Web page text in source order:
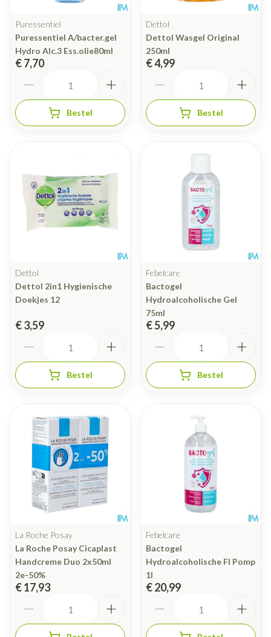
Puressentiel
Puressentiel A/bacter.gel
Hydro Alc.3 Ess.olie80ml
€ 7,70
Bestel
Dettol
Dettol Wasgel Original
250ml
€ 4,99
Bestel
Dettol
Dettol 2in1 Hygienische
Doekjes 12
€ 3,59
Bestel
Febelcare
Bactogel
Hydroalcoholische Gel
75ml
€ 5,99
Bestel
La Roche Posay
La Roche Posay Cicaplast
Handcreme Duo 2x50ml
2e-50%
€ 17,93
Febelcare
Bactogel
Hydroalcoholische Fl Pomp
1l
€ 20,99